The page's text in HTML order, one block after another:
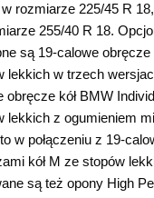
rozmiarze 225/45 R 18,
255/40 R 18.
są 19-calowe obręcze
lekkich w trzech
obręcze kół BMW
lekkich z ogumieniem
w połączeniu z 19-
kół M ze stopów
są też opony High